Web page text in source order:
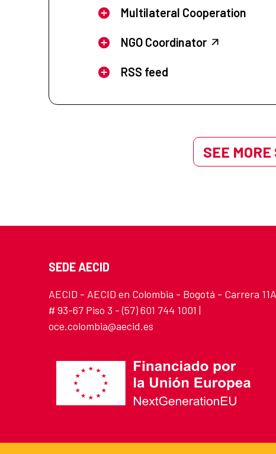
Multilateral Cooperation
NGO Coordinator
RSS feed
SEE
SEDE AECID
AECID - AECID en Colombia - Bogotá - Carrera 11A
# 93-67 Piso 3 - (57) 601 744 1001 |
oce.colombia@aecid.es